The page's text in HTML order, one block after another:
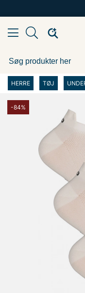
HERRE TØJ
-84%